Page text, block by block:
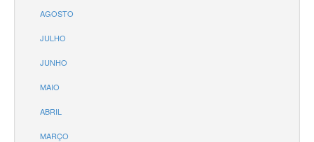
AGOSTO
JULHO
JUNHO
MAIO
ABRIL
MARÇO